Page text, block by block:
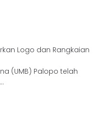
Logo dan Rangkaian
(UMB) Palopo telah